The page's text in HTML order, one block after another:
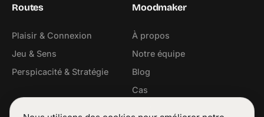
Routes
Plaisir & Connexion
Jeu & Sens
Perspicacité & Stratégie
Moodmaker
À propos
Notre équipe
Blog
Cas